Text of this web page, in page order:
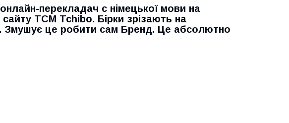
перекладач с німецької мови на
сайту TCM Tchibo. Бірки зрізають на
Змушує це робити сам Бренд. Це абсолютно